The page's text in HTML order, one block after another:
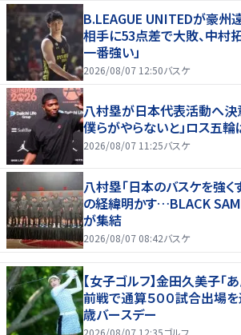
B.LEAGUE UNITEDが豪
相手に53点差で大敗、中村
一番強い」
2026/08/07 12:50バスケ
八村塁が日本代表活動へ決
僕らがやらないと」ロス五輪
2026/08/07 11:25バスケ
八村塁「日本のバスケを強
の経緯明かす…BLACK
が集結
2026/08/07 08:42バスケ
【女子ゴルフ】金田久美子「
前戦で通算５００試合出場
歳バースデー
2026/08/07 12:35ゴルフ